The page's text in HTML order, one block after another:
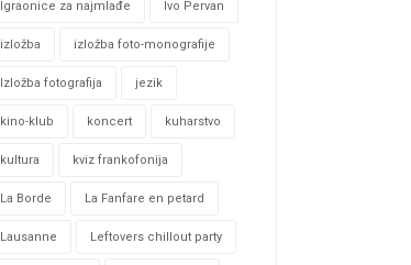
Igraonice za najmlađe Ivo Pervan
izložba izložba foto-monografije
Izložba fotografija jezik
kino-klub koncert kuharstvo
kultura kviz frankofonija
La Borde La Fanfare en petard
Lausanne Leftovers chillout party